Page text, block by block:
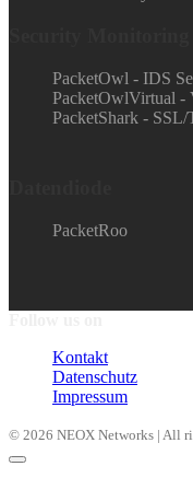
PacketOwl - IDS
PacketOwlVirtual -
PacketShark -
PacketRoo
Kontakt
Datenschutz
Impressum
© 2026 NEOX Networks | All